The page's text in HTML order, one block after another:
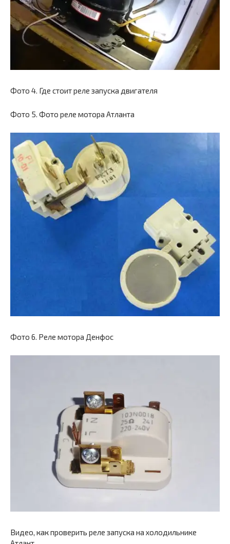
Фото 4. Где стоит реле запуска двигателя
Фото 5. Фото реле мотора Атланта
Фото 6. Реле мотора Денфос
Видео, как проверить реле запуска на холодильнике